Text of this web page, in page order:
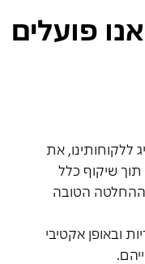
פועלים
ללקוחותינו, את
שיקוף כלל
ההחלטה הטובה
ובאופן אקטיבי